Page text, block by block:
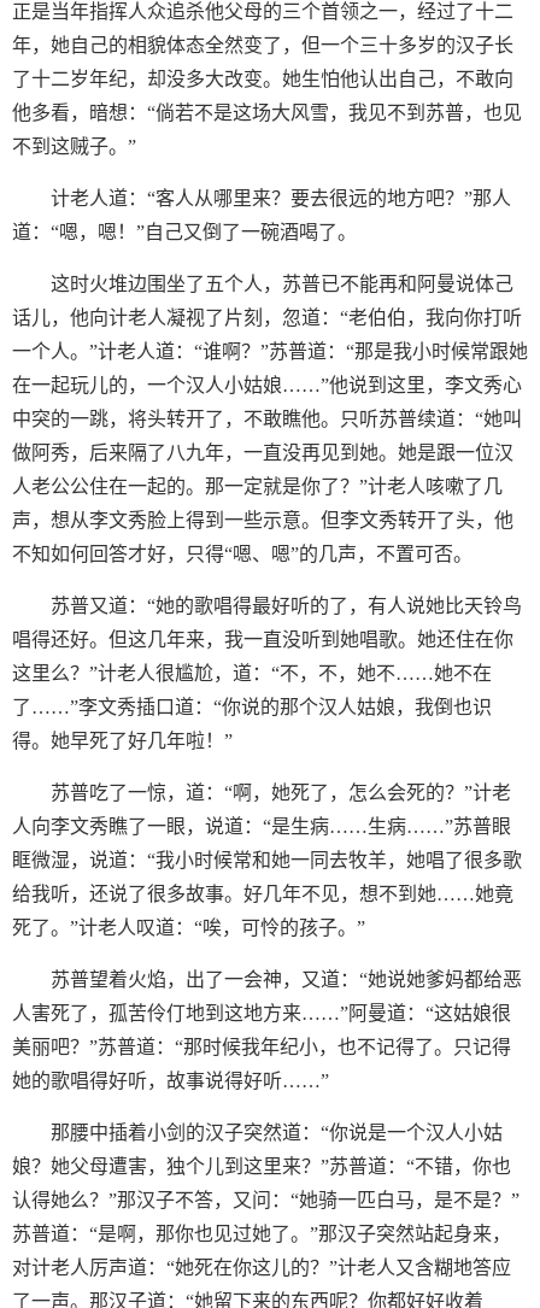
正是当年指挥人众追杀他父母的三个首领之一，经过了十二
年，她自己的相貌体态全然变了，但一个三十多岁的汉子长
了十二岁年纪，却没多大改变。她生怕他认出自己，不敢向
他多看，暗想：“倘若不是这场大风雪，我见不到苏普，也见
不到这贼子。”
计老人道：“客人从哪里来？要去很远的地方吧？”那人
道：“嗯，嗯！”自己又倒了一碗酒喝了。
这时火堆边围坐了五个人，苏普已不能再和阿曼说体己
话儿，他向计老人凝视了片刻，忽道：“老伯伯，我向你打听
一个人。”计老人道：“谁啊？”苏普道：“那是我小时候常跟她
在一起玩儿的，一个汉人小姑娘……”他说到这里，李文秀心
中突的一跳，将头转开了，不敢瞧他。只听苏普续道：“她叫
做阿秀，后来隔了八九年，一直没再见到她。她是跟一位汉
人老公公住在一起的。那一定就是你了？”计老人咳嗽了几
声，想从李文秀脸上得到一些示意。但李文秀转开了头，他
不知如何回答才好，只得“嗯、嗯”的几声，不置可否。
苏普又道：“她的歌唱得最好听的了，有人说她比天铃鸟
唱得还好。但这几年来，我一直没听到她唱歌。她还住在你
这里么？”计老人很尴尬，道：“不，不，她不……她不在
了……”李文秀插口道：“你说的那个汉人姑娘，我倒也识
得。她早死了好几年啦！”
苏普吃了一惊，道：“啊，她死了，怎么会死的？”计老
人向李文秀瞧了一眼，说道：“是生病……生病……”苏普眼
眶微湿，说道：“我小时候常和她一同去牧羊，她唱了很多歌
给我听，还说了很多故事。好几年不见，想不到她……她竟
死了。”计老人叹道：“唉，可怜的孩子。”
苏普望着火焰，出了一会神，又道：“她说她爹妈都给恶
人害死了，孤苦伶仃地到这地方来……”阿曼道：“这姑娘很
美丽吧？”苏普道：“那时候我年纪小，也不记得了。只记得
她的歌唱得好听，故事说得好听……”
那腰中插着小剑的汉子突然道：“你说是一个汉人小姑
娘？她父母遭害，独个儿到这里来？”苏普道：“不错，你也
认得她么？”那汉子不答，又问：“她骑一匹白马，是不是？”
苏普道：“是啊，那你也见过她了。”那汉子突然站起身来，
对计老人厉声道：“她死在你这儿的？”计老人又含糊地答应
了一声。那汉子道：“她留下来的东西呢？你都好好收着